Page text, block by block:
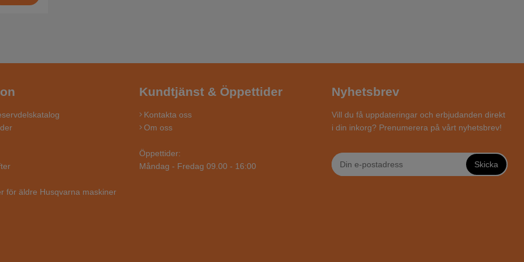
för äldre Husqvarna maskiner
Kundtjänst & Öppettider
Kontakta oss
Om oss
Öppettider:
Måndag - Fredag 09.00 - 16:00
Nyhetsbrev
Vill du få uppdateringar och erbjudanden direkt
i din inkorg? Prenumerera på vårt nyhetsbrev!
Skicka